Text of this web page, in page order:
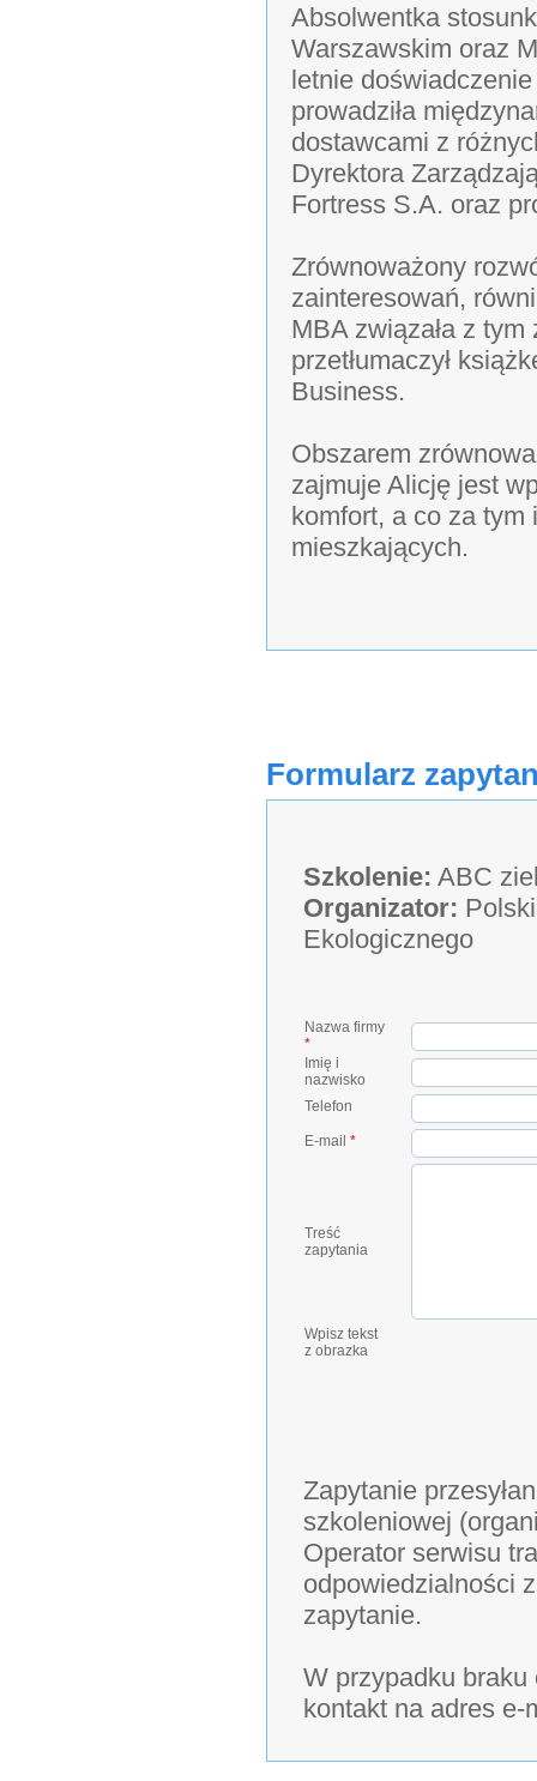
Absolwentka
Warszawskim oraz
letnie
prowadziła
dostawcami z
Dyrektora
Fortress S.A. oraz
Zrównoważony
zainteresowań,
MBA związała z tym
przetłumaczył
Business.
Obszarem
zajmuje Alicję jest
komfort, a co za
mieszkających.
Formularz
Szkolenie: ABC
Organizator:
Ekologicznego
Nazwa firmy
*
Imię i
nazwisko
Telefon
E-mail *
Treść
zapytania
Wpisz tekst
z obrazka
Zapytanie
szkoleniowej
Operator serwisu
odpowiedzialności
zapytanie.
W przypadku
kontakt na adres